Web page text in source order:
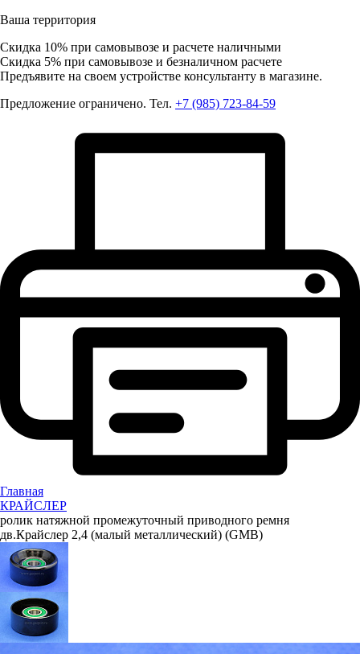
Ваша территория
Скидка 10% при самовывозе и расчете наличными
Скидка 5% при самовывозе и безналичном расчете
Предъявите на своем устройстве консультанту в магазине.
Предложение ограничено. Тел. +7 (985) 723-84-59
Главная
КРАЙСЛЕР
ролик натяжной промежуточный приводного ремня
дв.Крайслер 2,4 (малый металлический) (GMB)